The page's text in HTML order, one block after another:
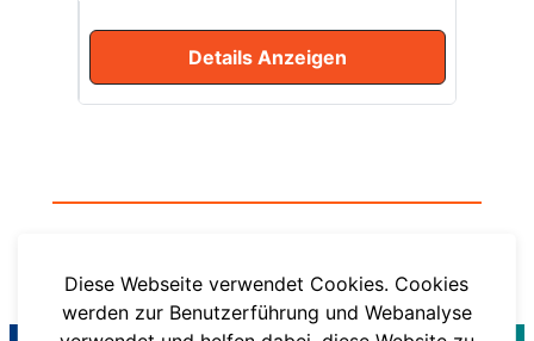
Lateintänzen.
Mitgliederversammlungen
angeboten. Die ordentliche
Bedarf der Vereinsmitglieder statt,
die dringende, unaufschiebbare
Details Anzeigen
Diese Webseite verwendet Cookies. Cookies
werden zur Benutzerführung und Webanalyse